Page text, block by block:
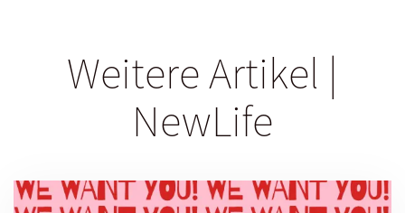
Weitere Artikel |
NewLife